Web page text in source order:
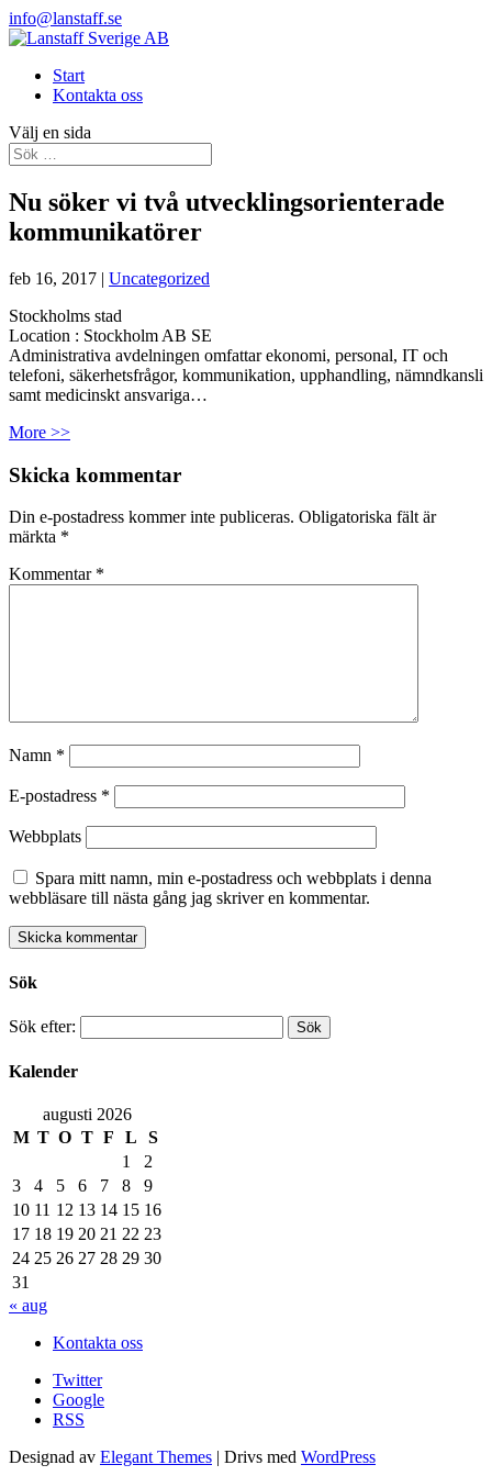
info@lanstaff.se
Start
Kontakta oss
Välj en sida
Nu söker vi två utvecklingsorienterade
kommunikatörer
feb 16, 2017 | Uncategorized
Stockholms stad
Location : Stockholm AB SE
Administrativa avdelningen omfattar ekonomi, personal, IT och
telefoni, säkerhetsfrågor, kommunikation, upphandling, nämndkansli
samt medicinskt ansvariga…
More >>
Skicka kommentar
Din e-postadress kommer inte publiceras. Obligatoriska fält är
märkta *
Kommentar *
Namn *
E-postadress *
Webbplats
Spara mitt namn, min e-postadress och webbplats i denna
webbläsare till nästa gång jag skriver en kommentar.
Sök
Sök efter:
Kalender
augusti 2026
M T O T F L
S
1
2
3
4 5 6 7 8
9
10 11 12 13 14 15 16
17 18 19 20 21 22 23
24 25 26 27 28 29 30
31
« aug
Kontakta oss
Twitter
Google
RSS
Designad av Elegant Themes | Drivs med WordPress